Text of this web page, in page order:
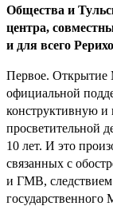
Общества и
центра,
и для всего
Первое. Открытие
официальной
конструктивную и
просветительной
10 лет. И это
связанных с
и ГМВ, следствием
государственного